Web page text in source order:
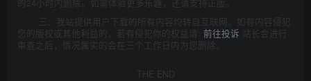
的24小时内删除。如需体验更多乐趣，还请支持正版。
三、我站提供用户下载的所有内容均转自互联网。如有内容侵犯
您的版权或其他利益的，若有侵犯你的权益请: 前往投诉 站长会进行
审查之后，情况属实的会在三个工作日内为您删除。
THE END